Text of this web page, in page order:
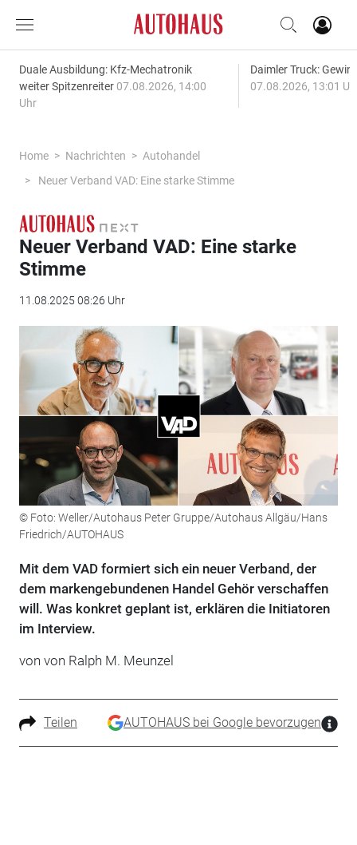
Duale Ausbildung: Kfz-Mechatronik
weiter Spitzenreiter 07.08.2026, 14:00
Uhr
Daimler Truck:
07.08.2026, 13:01
Home Nachrichten
Autohandel
Neuer Verband VAD: Eine starke Stimme
Neuer Verband VAD: Eine starke
Stimme
11.08.2025 08:26 Uhr
© Foto: Weller/Autohaus Peter Gruppe/Autohaus Allgäu/Hans
Friedrich/AUTOHAUS
Mit dem VAD formiert sich ein neuer Verband, der
dem markengebundenen Handel Gehör ­verschaffen
will. Was konkret geplant ist, erklären die Initiatoren
im Interview.
von von Ralph M. Meunzel
Teilen AUTOHAUS bei Google bevorzugen